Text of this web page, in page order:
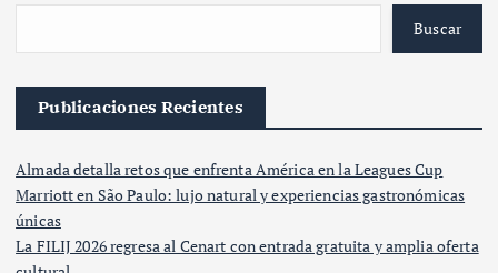
Buscar
Publicaciones Recientes
Almada detalla retos que enfrenta América en la Leagues Cup
Marriott en São Paulo: lujo natural y experiencias gastronómicas
únicas
La FILIJ 2026 regresa al Cenart con entrada gratuita y amplia oferta